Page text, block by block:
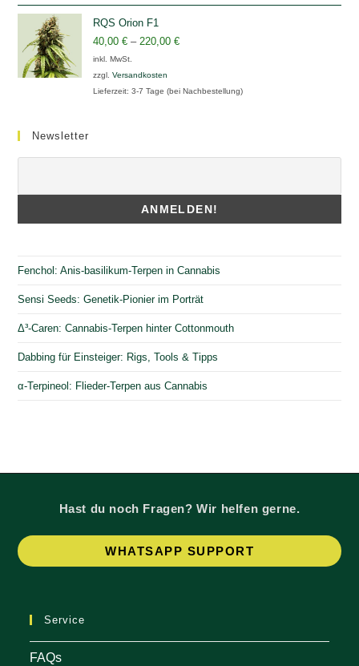
RQS Orion F1
40,00€ –220,00€
inkl. MwSt.
zzgl.Versandkosten
Lieferzeit:3-7 Tage (bei Nachbestellung)
Newsletter
Fenchol: Anis-basilikum-Terpen in Cannabis
Sensi Seeds: Genetik-Pionier im Porträt
Δ³-Caren: Cannabis-Terpen hinter Cottonmouth
Dabbing für Einsteiger: Rigs, Tools & Tipps
α-Terpineol: Flieder-Terpen aus Cannabis
Hast du noch Fragen? Wir helfen gerne.
WHATSAPP SUPPORT
Service
FAQs